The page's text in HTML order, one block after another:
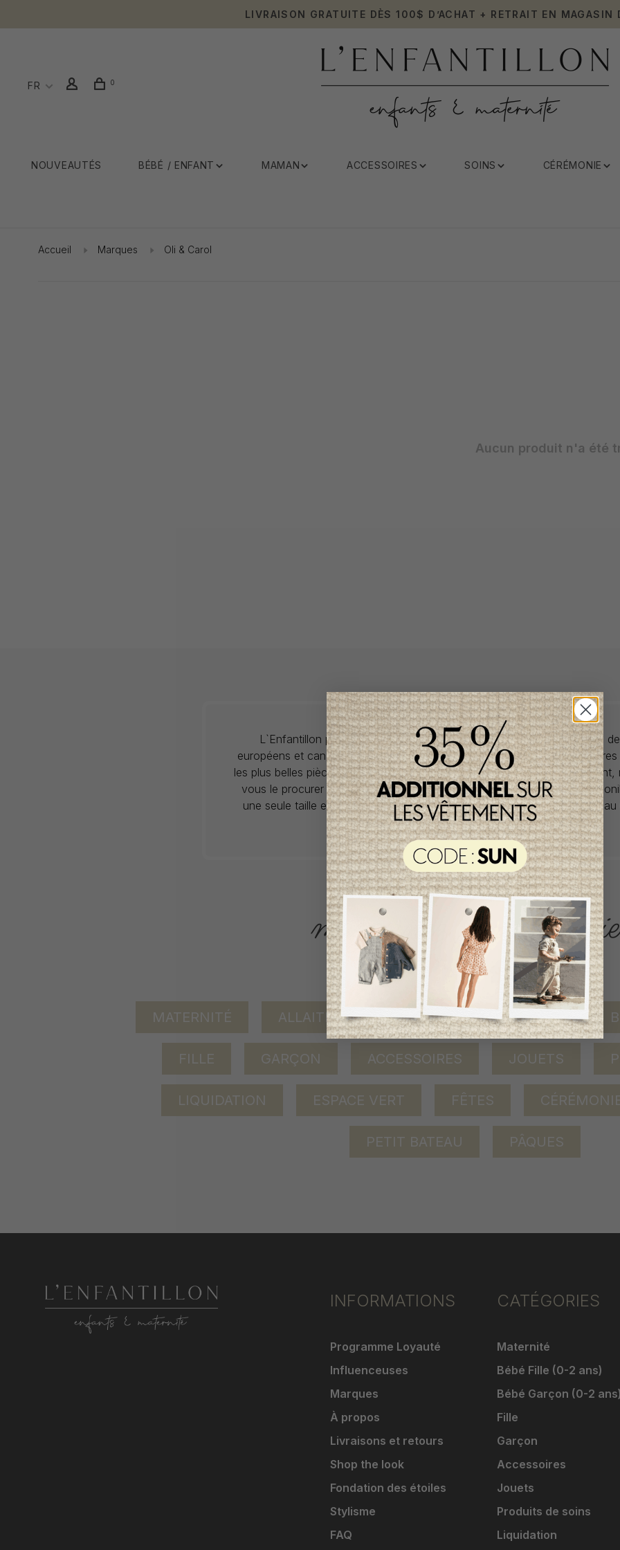
LIVRAISON GRATUITE DÈS 100$ D’ACHAT + RETRAIT EN MAGASIN
FR 0
NOUVEAUTÉS BÉBÉ / ENFANT MAMAN ACCESSOIRES SOINS CÉRÉMONIE
Accueil Marques Oli & Carol
Aucun produit n'a été
L`Enfantillon propose des collections pour de vêtements pour bébés
européens et canadiens à prix imbattables. Nous dénichons les perles
les plus belles pièces de saisons en saisons. Si un vêtement vous convient,
vous le procurer car la plupart du temps, les articles offerts ne sont
une seule taille et en un seul exemplaire. Profitez de la livraison gratuite
tout achat de 100$ et plus avant taxes.
ACCÈS RAPIDE
magasinez par catégorie
MATERNITÉ ALLAITEMENT BÉBÉ FILLE (0-2 ANS)
FILLE GARÇON ACCESSOIRES JOUETS
LIQUIDATION ESPACE VERT FÊTES
PETIT BATEAU PÂQUES
INFORMATIONS
Programme Loyauté
Influenceuses
Marques
À propos
Livraisons et retours
Shop the look
Fondation des étoiles
Stylisme
FAQ
CATÉGORIES
Maternité
Bébé Fille (0-2 ans)
Bébé Garçon (0-2 ans)
Fille
Garçon
Accessoires
Jouets
Produits de soins
Liquidation